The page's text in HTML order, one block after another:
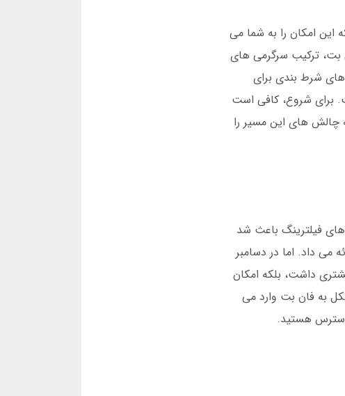
امکان را به شما می
فان بت، ترکیب سرگرمی های
کاربران ایرانی از سایت های شرط بندی برای
بت 90، پاسخگوی این نیاز شده است. برای شروع، کافی است
چالش های این مسیر را
های فیلترینگ باعث شد
محدودی ارائه می داد. اما در دسامبر
سرعت بیشتری داشت، بلکه امکان
ژانویه 2025، روزانه بیش از 30 هزار نفر بدون مشکل به فان بت وارد می